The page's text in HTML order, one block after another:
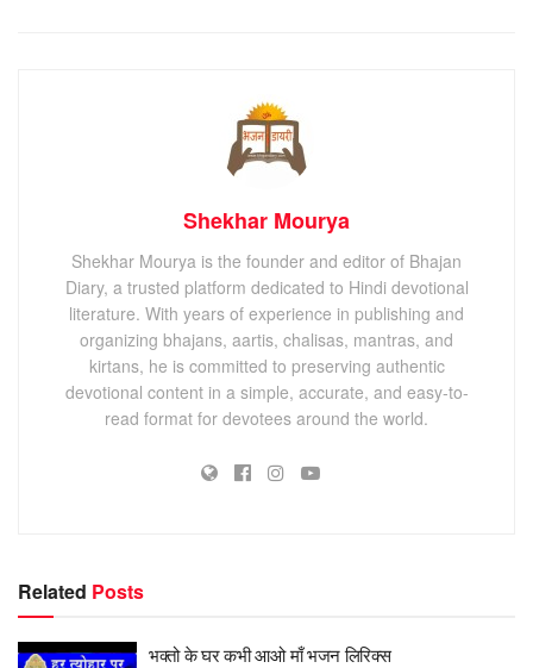
Shekhar Mourya
Shekhar Mourya is the founder and editor of Bhajan
Diary, a trusted platform dedicated to Hindi devotional
literature. With years of experience in publishing and
organizing bhajans, aartis, chalisas, mantras, and
kirtans, he is committed to preserving authentic
devotional content in a simple, accurate, and easy-to-
read format for devotees around the world.
Related Posts
भक्तो के घर कभी आओ माँ भजन लिरिक्स